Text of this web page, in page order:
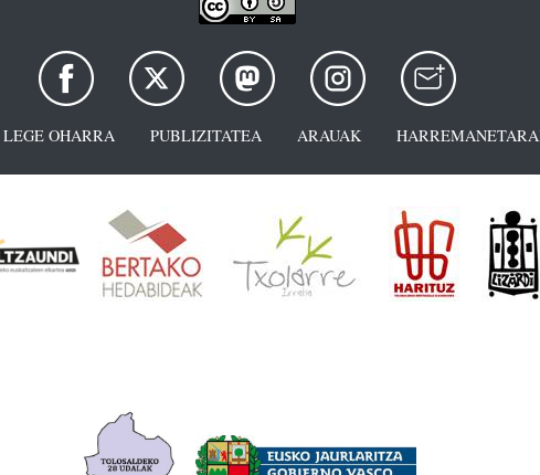
LEGE OHARRA PUBLIZITATEA ARAUAK